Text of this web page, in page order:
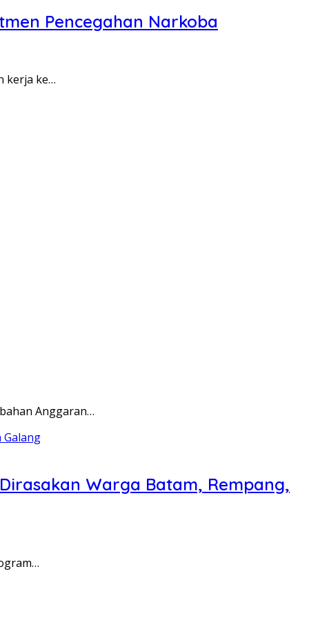
Pencegahan Narkoba
kerja ke…
Anggaran…
Warga Batam, Rempang,